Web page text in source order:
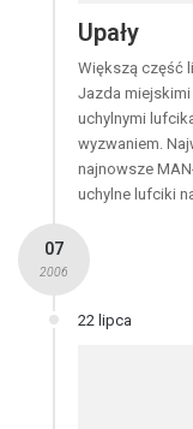
Upały
Większą część
Jazda miejskimi
uchylnymi
wyzwaniem.
najnowsze
uchylne lufciki
07
2006
22 lipca